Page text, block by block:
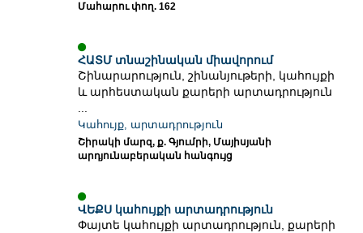
Մահարու փող. 162
ՀԱՏՄ տնաշինական միավորում
Շինարարություն, շինանյութերի, կահույքի
և արհեստական քարերի արտադրություն
Կահույք, արտադրություն
Շիրակի մարզ, ք. Գյումրի, Մայիսյանի
արդյունաբերական հանգույց
ՎԵՔՍ կահույքի արտադրություն
Փայտե կահույքի արտադրություն, քարերի